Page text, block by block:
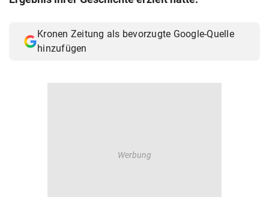
Kronen Zeitung als bevorzugte Google-Quelle
hinzufügen